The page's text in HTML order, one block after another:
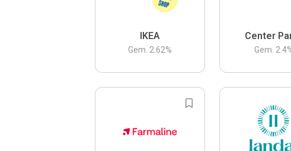
IKEA
Gem. 2.62%
Center
Gem. 2.4